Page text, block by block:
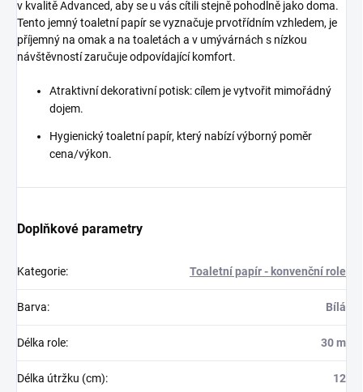
v kvalitě Advanced, aby se u vás cítili stejně pohodlně jako doma.
Tento jemný toaletní papír se vyznačuje prvotřídním vzhledem, je
příjemný na omak a na toaletách a v umývárnách s nízkou
návštěvností zaručuje odpovídající komfort.
Atraktivní dekorativní potisk: cílem je vytvořit mimořádný
dojem.
Hygienický toaletní papír, který nabízí výborný poměr
cena/výkon.
Doplňkové parametry
Kategorie: Toaletní papír - konvenční role
Barva: Bílá
Délka role: 30 m
Délka útržku (cm): 12